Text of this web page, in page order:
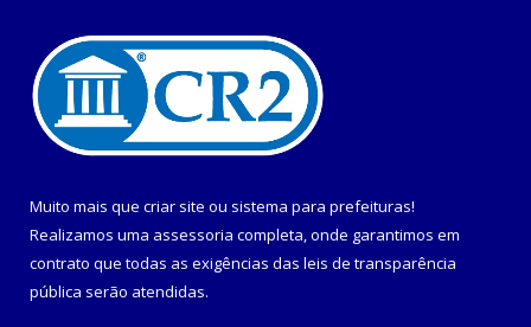
Muito mais que criar site ou sistema para prefeituras!
Realizamos uma assessoria completa, onde garantimos em
contrato que todas as exigências das leis de transparência
pública serão atendidas.